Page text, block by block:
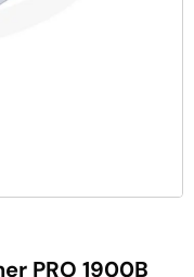
PRO 1900B